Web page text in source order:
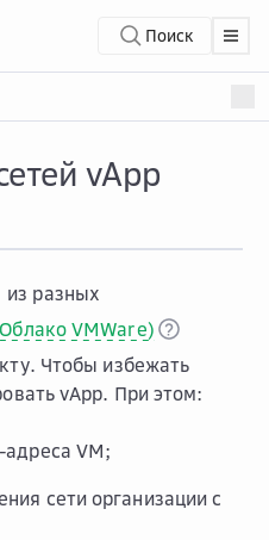
Поиск
vApp
из разных
VMWare)
Чтобы избежать
vApp. При этом:
адреса VM;
сети организации с